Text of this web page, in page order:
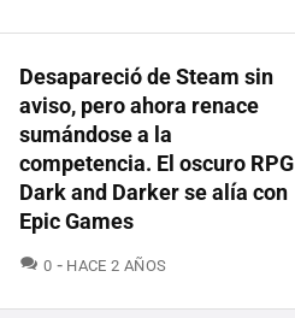
Desapareció de Steam sin
aviso, pero ahora renace
sumándose a la
competencia. El oscuro RPG
Dark and Darker se alía con
Epic Games
0 COMENTARIOS
HACE 2 AÑOS